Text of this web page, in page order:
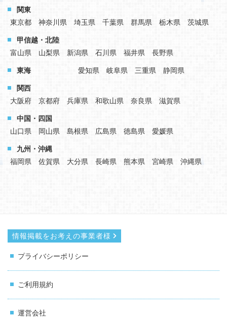
関東
東京都
神奈川県 埼玉県 千葉県 群馬県 栃木県 茨城県
甲信越・北陸
富山県
山梨県 新潟県 石川県 福井県 長野県
東海 愛知県 岐阜県 三重県 静岡県
関西
大阪府
京都府 兵庫県 和歌山県 奈良県 滋賀県
中国・四国
山口県
岡山県 島根県 広島県 徳島県 愛媛県
九州・沖縄
福岡県
佐賀県 大分県 長崎県 熊本県 宮崎県 沖縄県
情報掲載をお考えの事業者様
プライバシーポリシー
ご利用規約
運営会社